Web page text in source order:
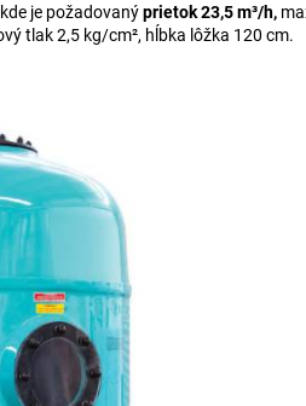
je požadovanýprietok 23,5 m³/h,
tlak 2,5 kg/cm², hĺbka lôžka 120 cm.